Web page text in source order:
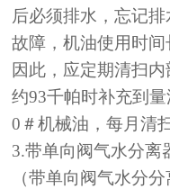
后必须排水，忘记
故障，机油使用时间
因此，应定期清扫
约93千帕时补充到
0＃机械油，每月清
3.带单向阀气水分离
（带单向阀气水分